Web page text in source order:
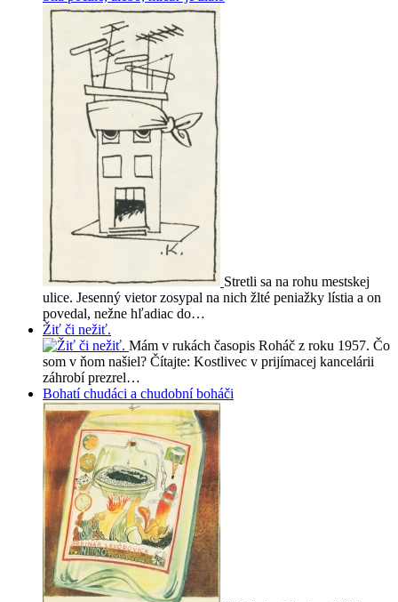
Stretli sa na rohu mestskej
ulice. Jesenný vietor zosypal na nich žlté peniažky lístia a on
povedal, nežne hľadiac do…
Žiť či nežiť.
Mám v rukách časopis Roháč z roku 1957. Čo
som v ňom našiel? Čítajte: Kostlivec v prijímacej kancelárii
záhrobí prezrel…
Bohatí chudáci a chudobní boháči